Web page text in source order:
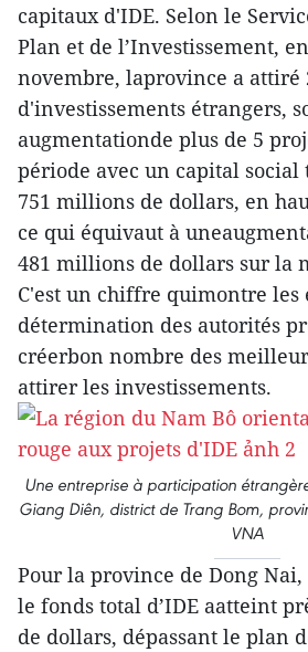
capitaux d'IDE. Selon le
Plan et de l’Investissement,
novembre, laprovince a attiré
d'investissements étrangers,
augmentationde plus de 5
période avec un capital social
751 millions de dollars, en
ce qui équivaut à
481 millions de dollars sur la
C'est un chiffre quimontre les
détermination des autorités
créerbon nombre des
attirer les investissements.
Une entreprise à participation
Giang Diên, district de Trang Bom,
VNA
Pour la province de Dong Nai,
le fonds total d’IDE aatteint
de dollars, dépassant le plan